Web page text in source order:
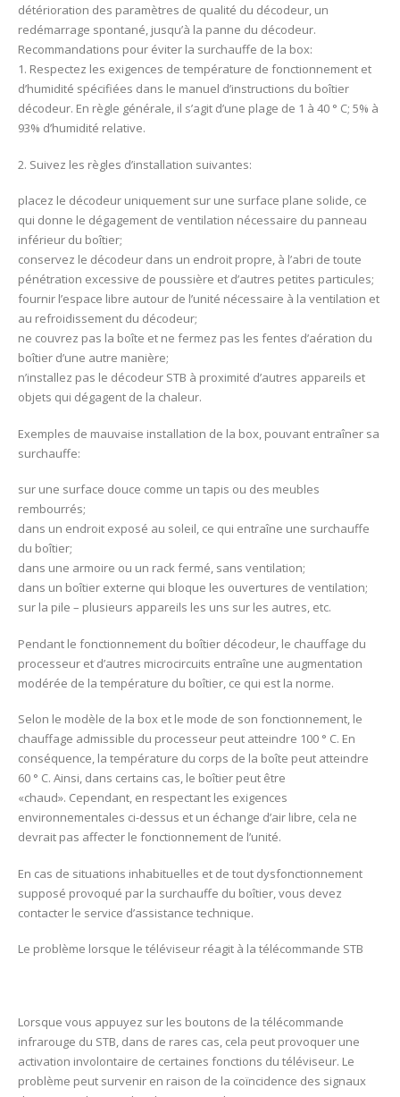
détérioration des paramètres de qualité du décodeur, un
redémarrage spontané, jusqu’à la panne du décodeur.
Recommandations pour éviter la surchauffe de la box:
1. Respectez les exigences de température de fonctionnement et
d’humidité spécifiées dans le manuel d’instructions du boîtier
décodeur. En règle générale, il s’agit d’une plage de 1 à 40 ° C; 5% à
93% d’humidité relative.
2. Suivez les règles d’installation suivantes:
placez le décodeur uniquement sur une surface plane solide, ce
qui donne le dégagement de ventilation nécessaire du panneau
inférieur du boîtier;
conservez le décodeur dans un endroit propre, à l’abri de toute
pénétration excessive de poussière et d’autres petites particules;
fournir l’espace libre autour de l’unité nécessaire à la ventilation et
au refroidissement du décodeur;
ne couvrez pas la boîte et ne fermez pas les fentes d’aération du
boîtier d’une autre manière;
n’installez pas le décodeur STB à proximité d’autres appareils et
objets qui dégagent de la chaleur.
Exemples de mauvaise installation de la box, pouvant entraîner sa
surchauffe:
sur une surface douce comme un tapis ou des meubles
rembourrés;
dans un endroit exposé au soleil, ce qui entraîne une surchauffe
du boîtier;
dans une armoire ou un rack fermé, sans ventilation;
dans un boîtier externe qui bloque les ouvertures de ventilation;
sur la pile – plusieurs appareils les uns sur les autres, etc.
Pendant le fonctionnement du boîtier décodeur, le chauffage du
processeur et d’autres microcircuits entraîne une augmentation
modérée de la température du boîtier, ce qui est la norme.
Selon le modèle de la box et le mode de son fonctionnement, le
chauffage admissible du processeur peut atteindre 100 ° C. En
conséquence, la température du corps de la boîte peut atteindre
60 ° C. Ainsi, dans certains cas, le boîtier peut être
«chaud». Cependant, en respectant les exigences
environnementales ci-dessus et un échange d’air libre, cela ne
devrait pas affecter le fonctionnement de l’unité.
En cas de situations inhabituelles et de tout dysfonctionnement
supposé provoqué par la surchauffe du boîtier, vous devez
contacter le service d’assistance technique.
Le problème lorsque le téléviseur réagit à la télécommande STB
Lorsque vous appuyez sur les boutons de la télécommande
infrarouge du STB, dans de rares cas, cela peut provoquer une
activation involontaire de certaines fonctions du téléviseur. Le
problème peut survenir en raison de la coïncidence des signaux